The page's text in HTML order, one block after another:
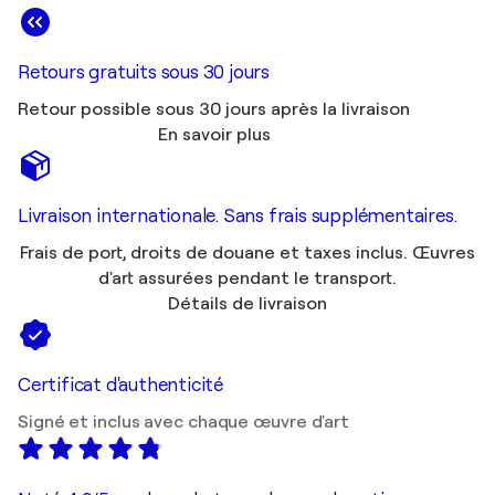
Retours gratuits sous 30 jours
Retour possible sous 30 jours après la livraison
En savoir plus
Livraison internationale. Sans frais supplémentaires.
Frais de port, droits de douane et taxes inclus. Œuvres
d'art assurées pendant le transport.
Détails de livraison
Certificat d'authenticité
Signé et inclus avec chaque œuvre d'art